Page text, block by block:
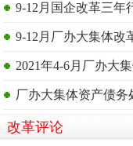
9-12月国企改革三年
9-12月厂办大集体改
2021年4-6月厂办大
厂办大集体资产债
改革评论